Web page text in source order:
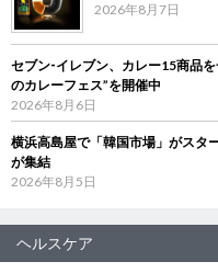
2026年8月7日
セブン‐イレブン、カレー15商品
のカレーフェス”を開催中
2026年8月6日
横浜高島屋で「韓国市場」がス
が集結
2026年8月5日
ヘルスケア